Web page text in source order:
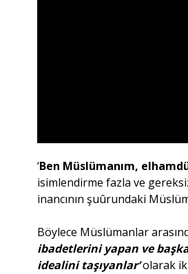
‘Ben Müslümanım,
isimlendirme fazla ve
inancının şuûrundaki
Böylece Müslümanlar
ibadetlerini yapan ve
idealini taşıyanlar’olarak